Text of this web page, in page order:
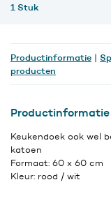
1 Stuk
Productinformatie |
producten
Productinformatie
Keukendoek ook wel
katoen
Formaat: 60 x 60 cm
Kleur: rood / wit